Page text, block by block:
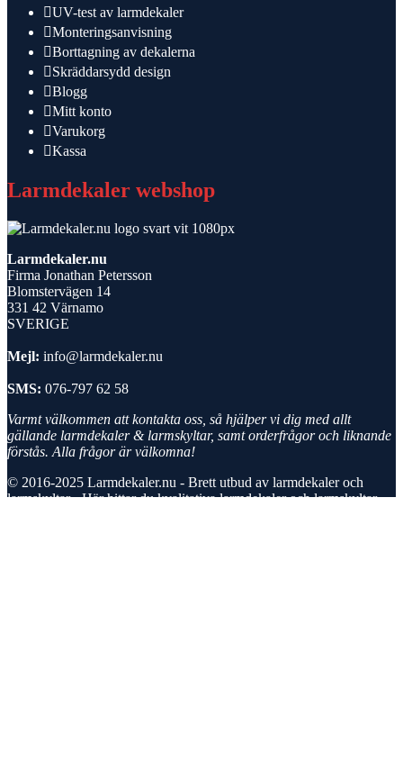
UV-test av larmdekaler
Monteringsanvisning
Borttagning av dekalerna
Skräddarsydd design
Blogg
Mitt konto
Varukorg
Kassa
Larmdekaler webshop
Larmdekaler.nu
Firma Jonathan Petersson
Blomstervägen 14
331 42 Värnamo
SVERIGE
Mejl: info@larmdekaler.nu
SMS: 076-797 62 58
Varmt välkommen att kontakta oss, så hjälper vi dig med allt
gällande larmdekaler & larmskyltar, samt orderfrågor och liknande
förstås. Alla frågor är välkomna!
© 2016-2025 Larmdekaler.nu - Brett utbud av larmdekaler och
larmskyltar- Här hittar du kvalitativa larmdekaler och larmskyltar